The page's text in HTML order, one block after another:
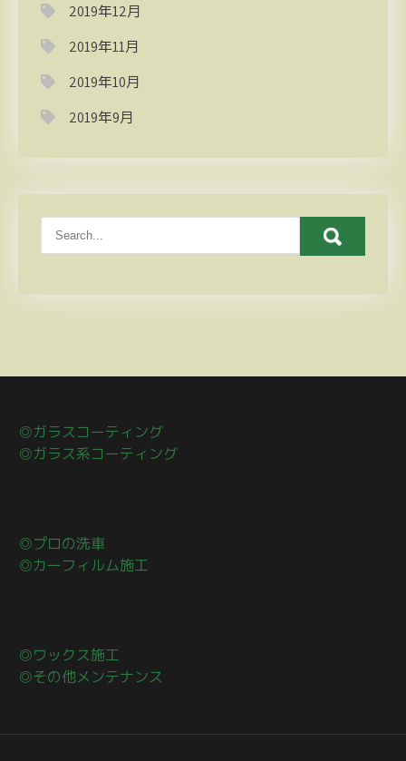
2019年12月
2019年11月
2019年10月
2019年9月
◎ガラスコーティング
◎ガラス系コーティング
◎プロの洗車
◎カーフィルム施工
◎ワックス施工
◎その他メンテナンス